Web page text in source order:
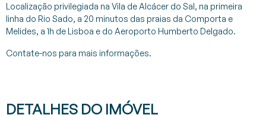
Localização privilegiada na Vila de Alcácer do Sal, na primeira
linha do Rio Sado, a 20 minutos das praias da Comporta e
Melides, a 1h de Lisboa e do Aeroporto Humberto Delgado.
Contate-nos para mais informações.
DETALHES DO IMÓVEL